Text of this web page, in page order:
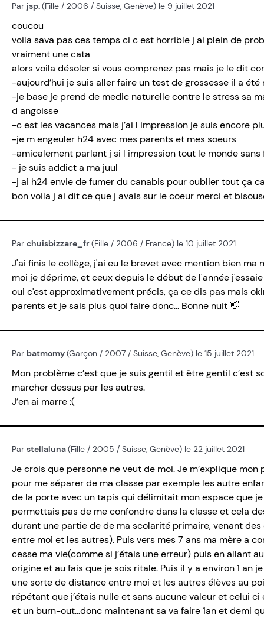
Par jsp.(Fille / 2006 / Suisse, Genève) le 9 juillet 2021
coucou
voila sava pas ces temps ci c est horrible j ai plein de
vraiment une cata
alors voila désoler si vous comprenez pas mais je le dit
-aujourd’hui je suis aller faire un test de grossesse il a
-je base je prend de medic naturelle contre le stress sa
d angoisse
-c est les vacances mais j’ai l impression je suis encore
-je m engeuler h24 avec mes parents et mes soeurs
-amicalement parlant j si l impression tout le monde
- je suis addict a ma juul
-j ai h24 envie de fumer du canabis pour oublier tout ça
bon voila j ai dit ce que j avais sur le coeur merci et
Par chuisbizzare_fr(Fille / 2006 / France) le 10 juillet 2021
J'ai finis le collège, j'ai eu le brevet avec mention bien
moi je déprime, et ceux depuis le début de l'année
oui c'est approximativement précis, ça ce dis pas mais
parents et je sais plus quoi faire donc... Bonne nuit 👋
Par batmomy(Garçon / 2007 / Suisse, Genève) le 15 juillet 2021
Mon problème c’est que je suis gentil et être gentil c’est
marcher dessus par les autres.
J’en ai marre :(
Par stellaluna(Fille / 2005 / Suisse, Genève) le 22 juillet 2021
Je crois que personne ne veut de moi. Je m’explique
pour me séparer de ma classe par exemple les autre
de la porte avec un tapis qui délimitait mon espace que
permettais pas de me confondre dans la classe et cela
durant une partie de de ma scolarité primaire, venant
entre moi et les autres). Puis vers mes 7 ans ma mère a
cesse ma vie(comme si j’étais une erreur) puis en allant
origine et au fais que je sois ritale. Puis il y a environ 1
une sorte de distance entre moi et les autres élèves au
répétant que j’étais nulle et sans aucune valeur et celui
et un burn-out…donc maintenant sa va faire 1an et demi